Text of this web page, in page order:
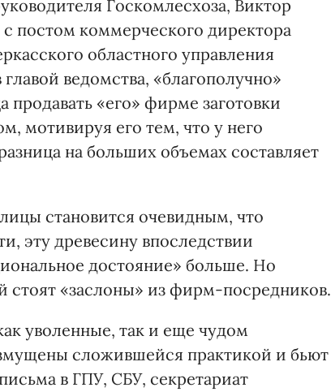
Госкомлесхоза, Виктор
постом коммерческого директора
областного управления
ведомства, «благо­получ­но»
«его» фирме заготовки
мотивируя его тем, что у него
на больших объемах составляет
становится очевидным, что
эту древесину впоследствии
достояние» больше. Но
«заслоны» из фирм-посредников.
уволенные, так и еще чудом
сложившейся практикой и бьют
в ГПУ, СБУ, секретариат